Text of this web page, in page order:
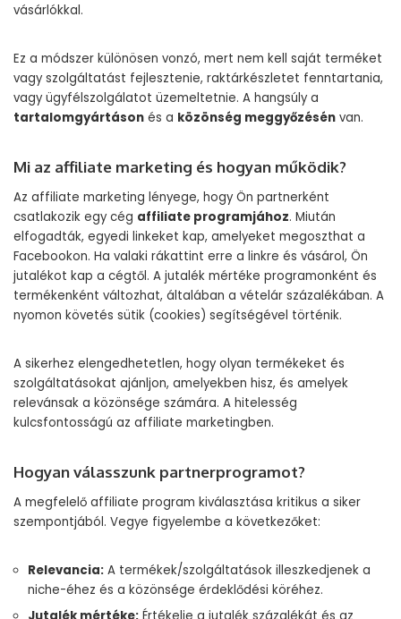
vásárlókkal.
Ez a módszer különösen vonzó, mert nem kell saját terméket
vagy szolgáltatást fejlesztenie, raktárkészletet fenntartania,
vagy ügyfélszolgálatot üzemeltetnie. A hangsúly a
tartalomgyártáson és a közönség meggyőzésén van.
Mi az affiliate marketing és hogyan működik?
Az affiliate marketing lényege, hogy Ön partnerként
csatlakozik egy cég affiliate programjához. Miután
elfogadták, egyedi linkeket kap, amelyeket megoszthat a
Facebookon. Ha valaki rákattint erre a linkre és vásárol, Ön
jutalékot kap a cégtől. A jutalék mértéke programonként és
termékenként változhat, általában a vételár százalékában. A
nyomon követés sütik (cookies) segítségével történik.
A sikerhez elengedhetetlen, hogy olyan termékeket és
szolgáltatásokat ajánljon, amelyekben hisz, és amelyek
relevánsak a közönsége számára. A hitelesség
kulcsfontosságú az affiliate marketingben.
Hogyan válasszunk partnerprogramot?
A megfelelő affiliate program kiválasztása kritikus a siker
szempontjából. Vegye figyelembe a következőket:
Relevancia: A termékek/szolgáltatások illeszkedjenek a
niche-éhez és a közönsége érdeklődési köréhez.